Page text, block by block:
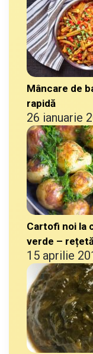
Mâncare de
rapidă
26 ianuarie
Cartofi noi la
verde –
15 aprilie